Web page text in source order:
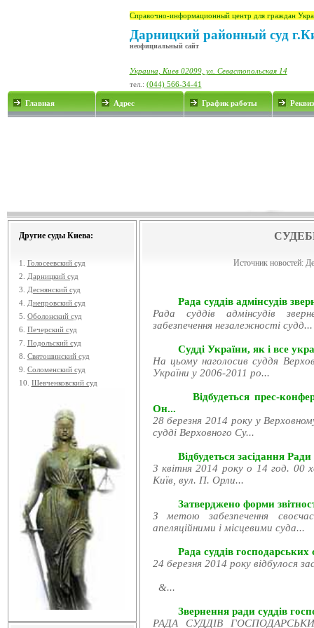
Справочно-информационный центр для граждан
Дарницкий районный суд
неофициальный сайт
Украина, Киев 02099, ул. Севастопольская 14
тел.: (044) 566-34-41
Главная Адрес График работы
Другие суды Киева:
1. Голосеевский суд
2.
Дарницкий суд
3.
Деснянский суд
4. Днепровский суд
5. Оболонский суд
6. Печерский суд
7. Подольский суд
8. Святошинский суд
9. Соломенский суд
10. Шевченковский суд
Источник новостей:
Рада суддів адмінсудів
Рада суддів адмінсудів
забезпечення незалежності судд...
Судді України, як і все
На цьому наголосив суддя
України у 2006-2011 ро...
Відбудеться прес-
Он...
28 березня 2014 року у
судді Верховного Су...
Відбудеться засідання
3 квітня 2014 року о 14 год. 00
Київ, вул. П. Орли...
Затверджено форми
З метою забезпечення
апеляційними і місцевими суда...
Рада суддів господарських
24 березня 2014 року відбулося
&...
Звернення ради суддів
РАДА СУДДІВ